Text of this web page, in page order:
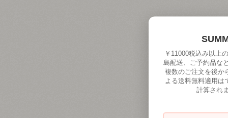
￥11000税込み以上
島配送、ご予約品な
複数のご注文を後か
よる送料無料適用は
計算され